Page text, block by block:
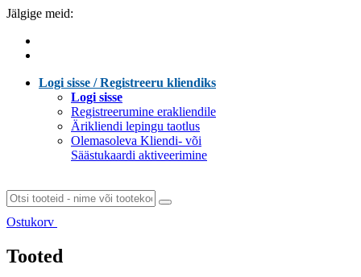
Jälgige meid:
Logi sisse / Registreeru kliendiks
Logi sisse
Registreerumine erakliendile
Ärikliendi lepingu taotlus
Olemasoleva Kliendi- või
Säästukaardi aktiveerimine
Ostukorv
Tooted